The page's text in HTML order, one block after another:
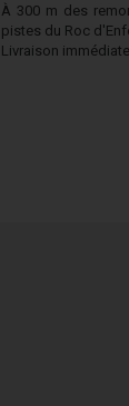
À 300 m des
pistes du Roc
Livraison immédiate